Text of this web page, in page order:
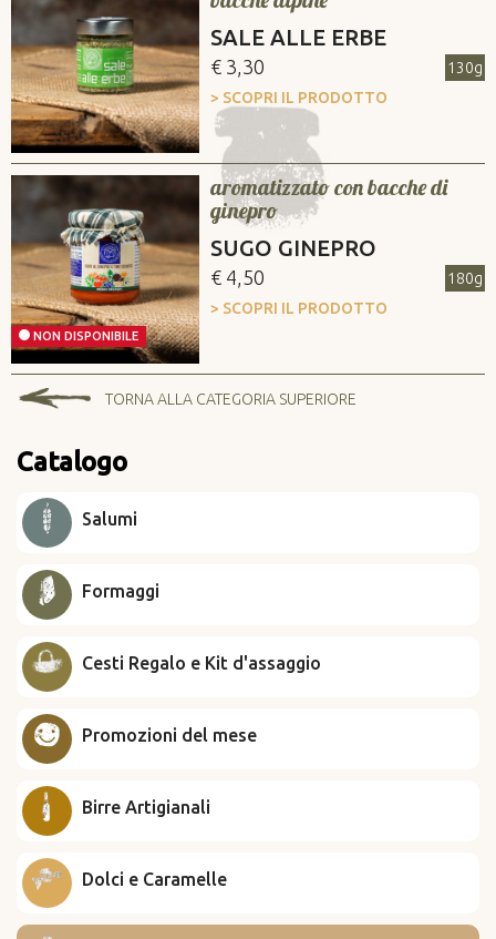
SALE ALLE ERBE
€ 3,30
130g
> SCOPRI IL PRODOTTO
NON DISPONIBILE
aromatizzato con bacche di
ginepro
SUGO GINEPRO
€ 4,50
180g
> SCOPRI IL PRODOTTO
TORNA ALLA CATEGORIA SUPERIORE
Catalogo
Salumi
Formaggi
Cesti Regalo e Kit d'assaggio
Promozioni del mese
Birre Artigianali
Dolci e Caramelle